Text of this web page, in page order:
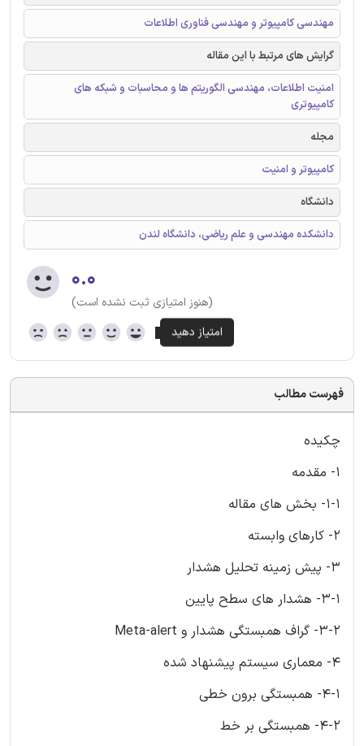
مهندسی کامپیوتر و مهندسی فناوری اطلاعات
گرایش های مرتبط با این مقاله
امنیت اطلاعات، مهندسی الگوریتم ها و محاسبات و شبکه های
کامپیوتری
مجله
کامپیوتر و امنیت
دانشگاه
دانشکده مهندسی و علم ریاضی، دانشگاه لندن
۰.۰
(هنوز امتیازی ثبت نشده است)
فهرست مطالب
چکیده
1- مقدمه
1-1- بخش های مقاله
2- کارهای وابسته
3- پیش زمینه تحلیل هشدار
3-1- هشدار های سطح پایین
3-2- گراف همبستگی هشدار و Meta-alert
4- معماری سیستم پیشنهاد شده
4-1- همبستگی برون خطی
4-2- همبستگی بر خط